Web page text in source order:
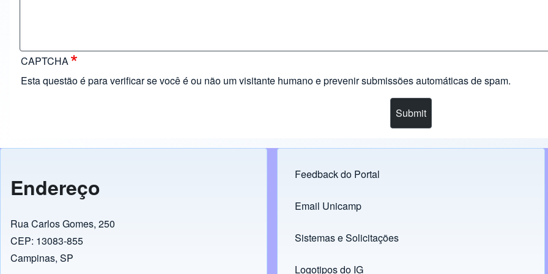
CAPTCHA
Esta questão é para verificar se você é ou não um visitante humano e prevenir submissões automáticas de spam.
Endereço
Rua Carlos Gomes, 250
CEP: 13083-855
Campinas, SP
Footer menu
Feedback do Portal
Links
Email Unicamp
(opens in new tab)
Sistemas e Solicitações
(opens in new tab)
Logotipos do IG
(opens in new tab)